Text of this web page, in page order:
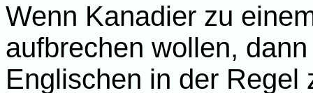
Wenn Kanadier zu
aufbrechen wollen,
Englischen in der Regel